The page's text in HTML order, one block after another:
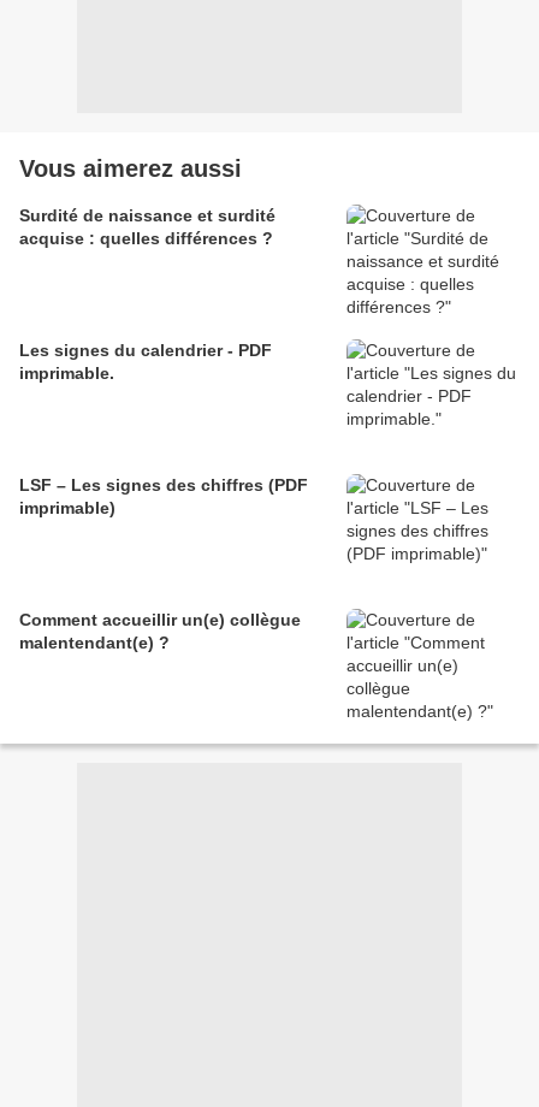
Vous aimerez aussi
Surdité de naissance et surdité
acquise : quelles différences ?
Les signes du calendrier - PDF
imprimable.
LSF – Les signes des chiffres (PDF
imprimable)
Comment accueillir un(e) collègue
malentendant(e) ?